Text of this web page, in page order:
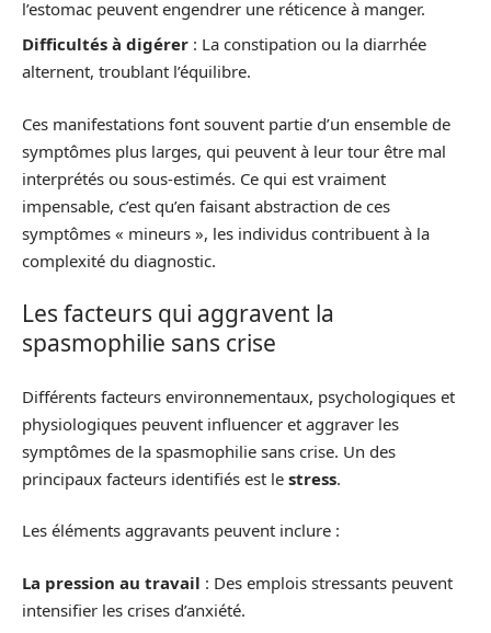
l’estomac peuvent engendrer une réticence à manger.
Difficultés à digérer : La constipation ou la diarrhée
alternent, troublant l’équilibre.
Ces manifestations font souvent partie d’un ensemble de
symptômes plus larges, qui peuvent à leur tour être mal
interprétés ou sous-estimés. Ce qui est vraiment
impensable, c’est qu’en faisant abstraction de ces
symptômes « mineurs », les individus contribuent à la
complexité du diagnostic.
Les facteurs qui aggravent la
spasmophilie sans crise
Différents facteurs environnementaux, psychologiques et
physiologiques peuvent influencer et aggraver les
symptômes de la spasmophilie sans crise. Un des
principaux facteurs identifiés est le stress.
Les éléments aggravants peuvent inclure :
La pression au travail : Des emplois stressants peuvent
intensifier les crises d’anxiété.